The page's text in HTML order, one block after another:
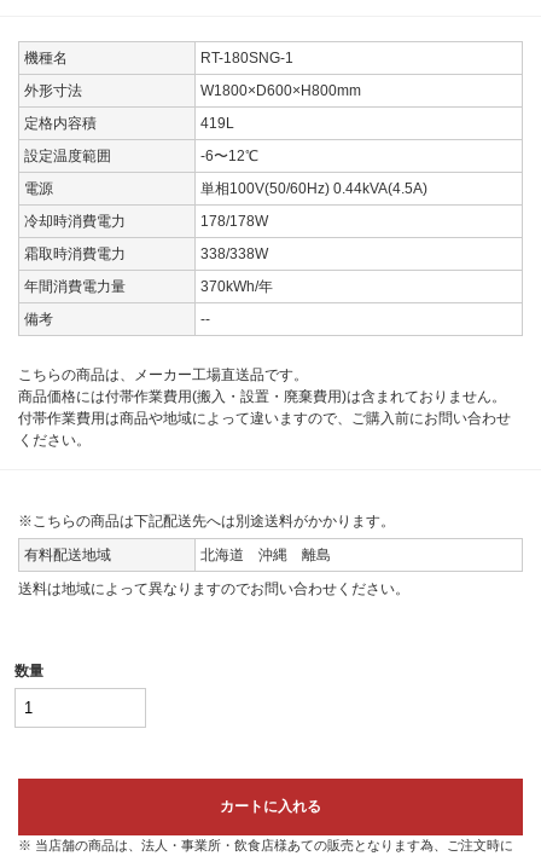
機種名
RT-180SNG-1
外形寸法
W1800×D600×H800mm
定格内容積
419L
設定温度範囲
-6〜12℃
電源
単相100V(50/60Hz) 0.44kVA(4.5A)
冷却時消費電力
178/178W
霜取時消費電力
338/338W
年間消費電力量
370kWh/年
備考
--
こちらの商品は、メーカー工場直送品です。
商品価格には付帯作業費用(搬入・設置・廃棄費用)は含まれておりません。
付帯作業費用は商品や地域によって違いますので、ご購入前にお問い合わせ
ください。
※こちらの商品は下記配送先へは別途送料がかかります。
有料配送地域
北海道 沖縄 離島
送料は地域によって異なりますのでお問い合わせください。
数量
カートに入れる
※ 当店舗の商品は、法人・事業所・飲食店様あての販売となります為、ご注文時に